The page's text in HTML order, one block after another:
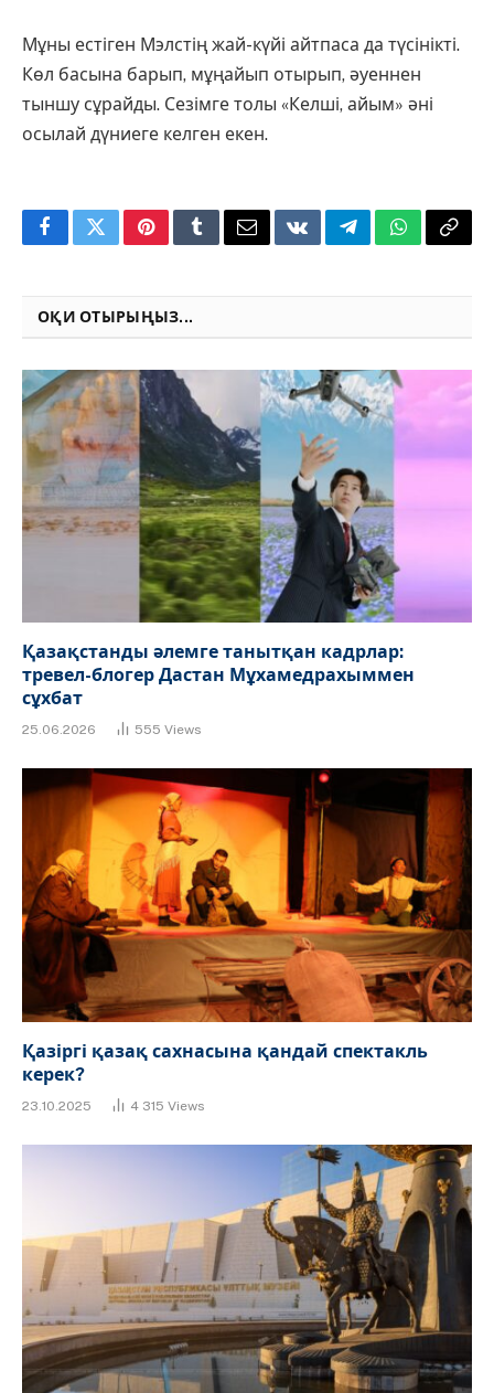
Мұны естіген Мэлстің жай-күйі айтпаса да түсінікті.
Көл басына барып, мұңайып отырып, әуеннен
тыншу сұрайды. Сезімге толы «Келші, айым» әні
осылай дүниеге келген екен.
FacebookTwitterPinterestTumblrEmailVKontakteTelegramWhatsApp
Copy
ОҚИ ОТЫРЫҢЫЗ...
Қазақстанды әлемге танытқан кадрлар:
тревел-блогер Дастан Мұхамедрахыммен
сұхбат
25.06.2026 555 Views
Қазіргі қазақ сахнасына қандай спектакль
керек?
23.10.2025 4 315 Views